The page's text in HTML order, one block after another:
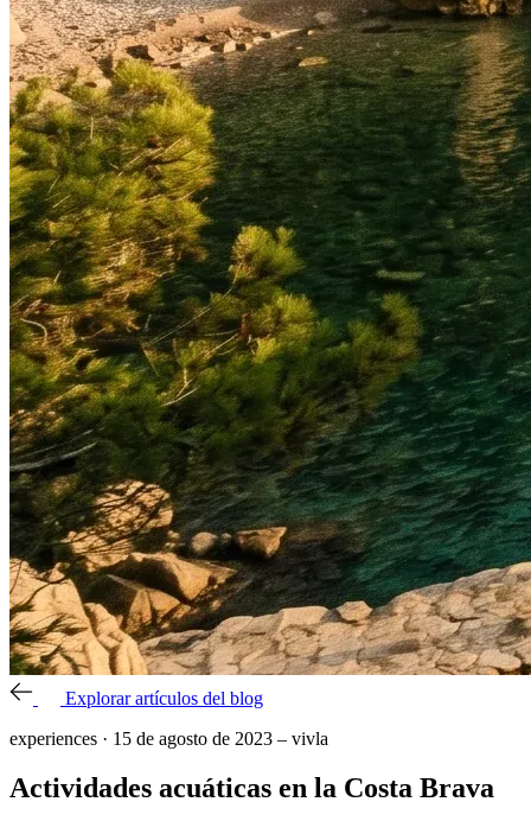
Explorar artículos del blog
experiences · 15 de agosto de 2023 – vivla
Actividades acuáticas en la Costa Brava